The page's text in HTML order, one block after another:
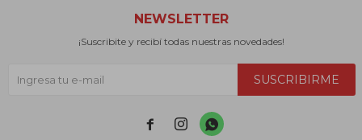
NEWSLETTER
¡Suscribite y recibí todas nuestras novedades!
SUSCRIBIRME
  